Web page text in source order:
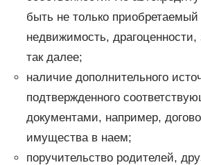
быть не только
недвижимость, драгоценности,
так далее;
наличие дополнительного
подтвержденного
документами, например,
имущества в наем;
поручительство родителей,